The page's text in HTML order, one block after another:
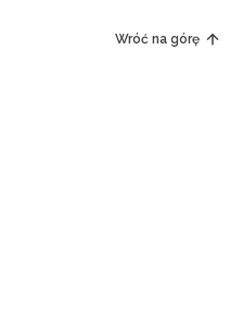
Wróć na górę